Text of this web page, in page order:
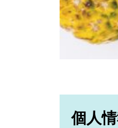
個人